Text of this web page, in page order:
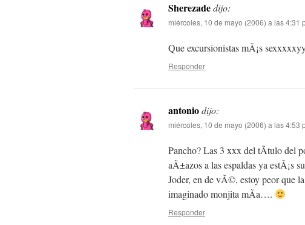
Sherezadedijo:
miércoles, 10 de mayo (2006) a las 4:31
Que excursionistas mÃ¡s
Responder
antoniodijo:
miércoles, 10 de mayo (2006) a las 4:53
Pancho? Las 3 xxx del tÃ­tulo del
aÃ±azos a las espaldas ya estÃ¡s
Joder, en de vÃ©, estoy peor que
imaginado monjita mÃ­a….
Responder